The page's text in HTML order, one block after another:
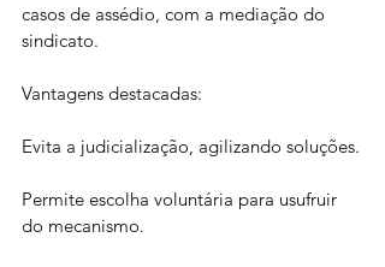
casos de assédio, com a mediação do
sindicato.
Vantagens destacadas:
Evita a judicialização, agilizando soluções.
Permite escolha voluntária para usufruir
do mecanismo.